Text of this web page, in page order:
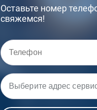
Оставьте номер
свяжемся!
Выберите адрес